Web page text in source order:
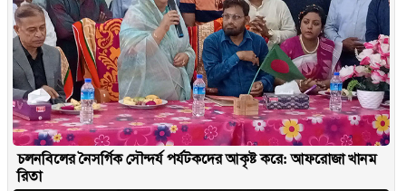
চলনবিলের নৈসর্গিক সৌন্দর্য পর্যটকদের আকৃষ্ট করে: আফরোজা খানম
রিতা